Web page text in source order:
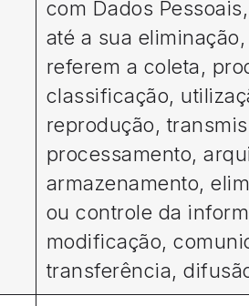
com Dados
até a sua
referem a coleta,
classificação,
reprodução,
processamento,
armazenamento,
ou controle da
modificação,
transferência,